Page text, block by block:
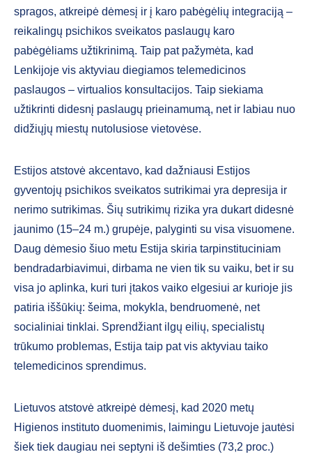
spragos, atkreipė dėmesį ir į karo pabėgėlių integraciją –
reikalingų psichikos sveikatos paslaugų karo
pabėgėliams užtikrinimą. Taip pat pažymėta, kad
Lenkijoje vis aktyviau diegiamos telemedicinos
paslaugos – virtualios konsultacijos. Taip siekiama
užtikrinti didesnį paslaugų prieinamumą, net ir labiau nuo
didžiųjų miestų nutolusiose vietovėse.
Estijos atstovė akcentavo, kad dažniausi Estijos
gyventojų psichikos sveikatos sutrikimai yra depresija ir
nerimo sutrikimas. Šių sutrikimų rizika yra dukart didesnė
jaunimo (15–24 m.) grupėje, palyginti su visa visuomene.
Daug dėmesio šiuo metu Estija skiria tarpinstituciniam
bendradarbiavimui, dirbama ne vien tik su vaiku, bet ir su
visa jo aplinka, kuri turi įtakos vaiko elgesiui ar kurioje jis
patiria iššūkių: šeima, mokykla, bendruomenė, net
socialiniai tinklai. Sprendžiant ilgų eilių, specialistų
trūkumo problemas, Estija taip pat vis aktyviau taiko
telemedicinos sprendimus.
Lietuvos atstovė atkreipė dėmesį, kad 2020 metų
Higienos instituto duomenimis, laimingu Lietuvoje jautėsi
šiek tiek daugiau nei septyni iš dešimties (73,2 proc.)